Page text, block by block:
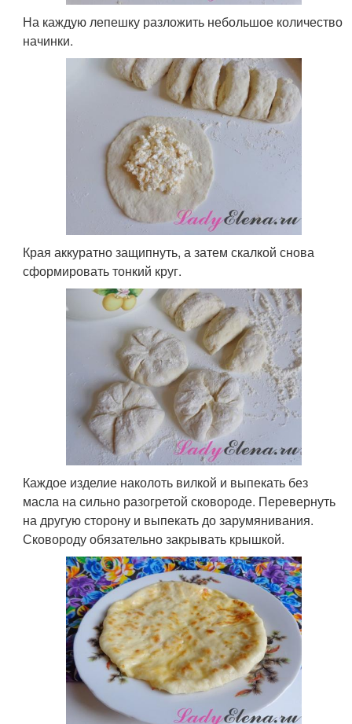
На каждую лепешку разложить небольшое количество
начинки.
Края аккуратно защипнуть, а затем скалкой снова
сформировать тонкий круг.
Каждое изделие наколоть вилкой и выпекать без
масла на сильно разогретой сковороде. Перевернуть
на другую сторону и выпекать до зарумянивания.
Сковороду обязательно закрывать крышкой.